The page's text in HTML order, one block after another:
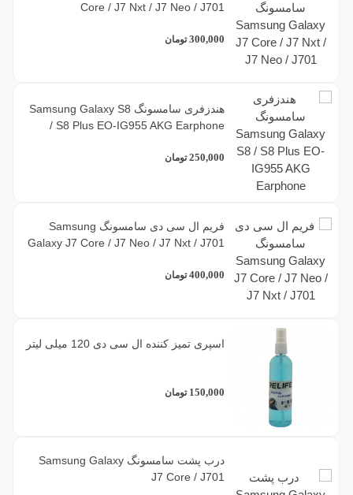
Core / J7 Nxt / J7 Neo / J701
300,000 تومان
هندزفری سامسونگ Samsung Galaxy S8
/ S8 Plus EO-IG955 AKG Earphone
250,000 تومان
فریم ال سی دی سامسونگ Samsung
Galaxy J7 Core / J7 Neo / J7 Nxt / J701
400,000 تومان
اسپری تمیز کننده ال سی دی 120 میلی لیتر
150,000 تومان
درب پشت سامسونگ Samsung Galaxy
J7 Core / J701